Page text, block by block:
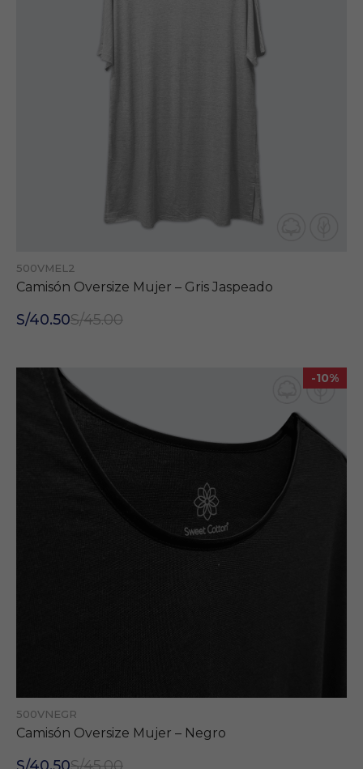
500VMEL2
Camisón Oversize Mujer – Gris Jaspeado
S/40.50S/45.00
-10%
500VNEGR
Camisón Oversize Mujer – Negro